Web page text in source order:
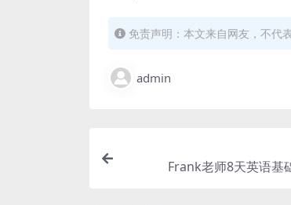
免责声明：本文来自网友，不代
admin
Frank老师8天英语基